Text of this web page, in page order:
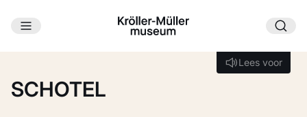
Ga naar hoofdinhoud
Lees voor
Lees voor
SCHOTEL